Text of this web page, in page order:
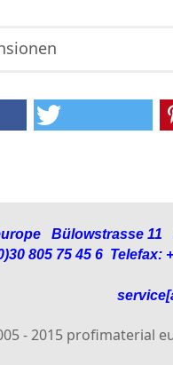
Bülowstrasse 11
805 75 45 6 Telefax:
- 2015 profimaterial